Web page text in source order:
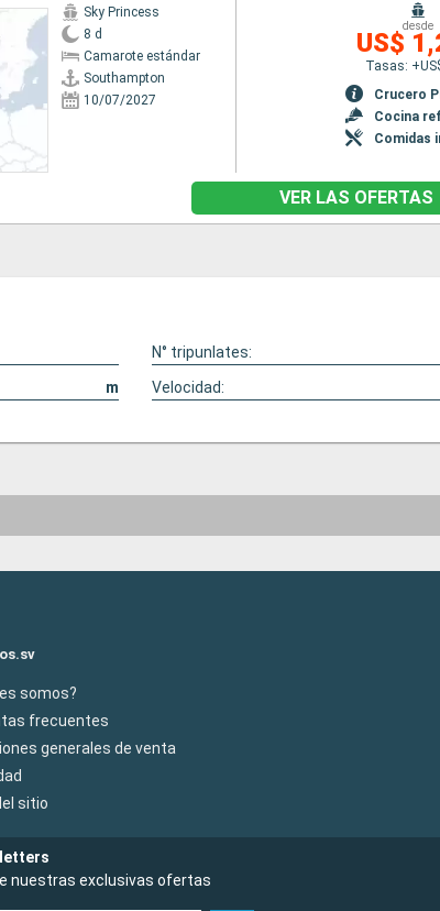
Sky Princess
8 d
Camarote estándar
Southampton
10/07/2027
desde
US$
Tasas:
Crucero
Cocina
Comidas
VER LAS OFERTAS
N° tripunlates:
m Velocidad:
somos?
frecuentes
generales de venta
sitio
nuestras exclusivas ofertas